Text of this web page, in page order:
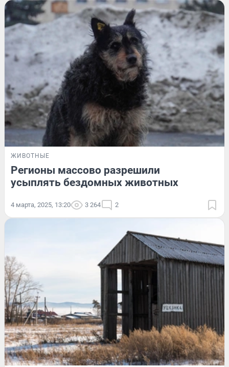
ЖИВОТНЫЕ
Регионы массово разрешили
усыплять бездомных животных
4 марта, 2025, 13:20 3 264 2